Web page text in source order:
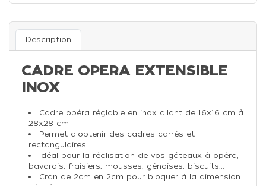
Description
CADRE OPERA EXTENSIBLE
INOX
Cadre opéra réglable en inox allant de 16x16 cm à
28x28 cm
Permet d'obtenir des cadres carrés et
rectangulaires
Idéal pour la réalisation de vos gâteaux à opéra,
bavarois, fraisiers, mousses, génoises, biscuits...
Cran de 2cm en 2cm pour bloquer à la dimension